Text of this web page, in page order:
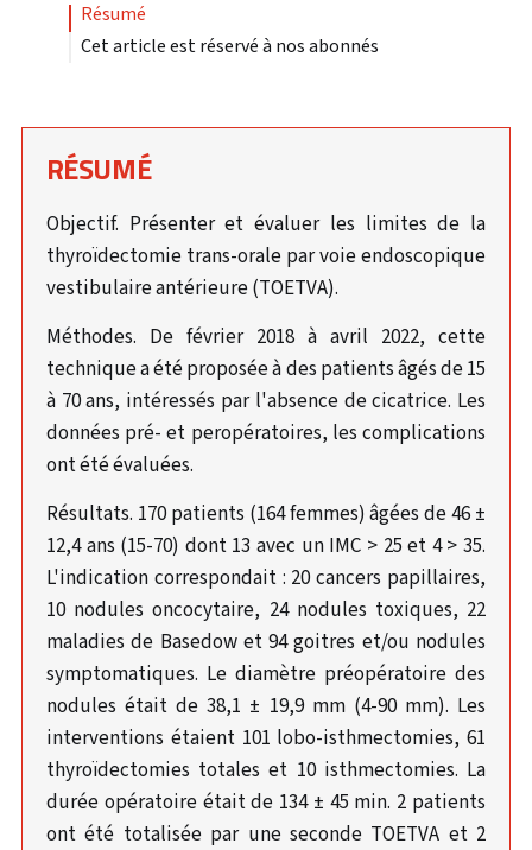
résumé
Cet article est réservé à nos abonnés
RÉSUMÉ
Objectif. Présenter et évaluer les limites de la
thyroïdectomie trans-orale par voie endoscopique
vestibulaire antérieure (TOETVA).
Méthodes. De février 2018 à avril 2022, cette
technique a été proposée à des patients âgés de 15
à 70 ans, intéressés par l'absence de cicatrice. Les
données pré- et peropératoires, les complications
ont été évaluées.
Résultats. 170 patients (164 femmes) âgées de 46 ±
12,4 ans (15-70) dont 13 avec un IMC > 25 et 4 > 35.
L'indication correspondait : 20 cancers papillaires,
10 nodules oncocytaire, 24 nodules toxiques, 22
maladies de Basedow et 94 goitres et/ou nodules
symptomatiques. Le diamètre préopératoire des
nodules était de 38,1 ± 19,9 mm (4-90 mm). Les
interventions étaient 101 lobo-isthmectomies, 61
thyroïdectomies totales et 10 isthmectomies. La
durée opératoire était de 134 ± 45 min. 2 patients
ont été totalisée par une seconde TOETVA et 2